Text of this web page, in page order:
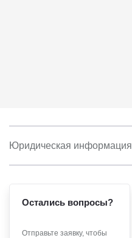
Юридическая информация
Остались вопросы?
Отправьте заявку, чтобы